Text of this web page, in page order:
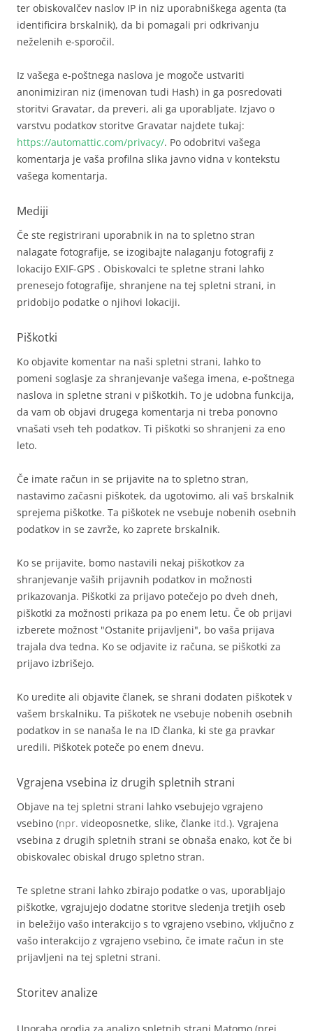
ter obiskovalčev naslov IP in niz uporabniškega agenta (ta
identificira brskalnik), da bi pomagali pri odkrivanju
neželenih e-sporočil.
Iz vašega e-poštnega naslova je mogoče ustvariti
anonimiziran niz (imenovan tudi Hash) in ga posredovati
storitvi Gravatar, da preveri, ali ga uporabljate. Izjavo o
varstvu podatkov storitve Gravatar najdete tukaj:
https://automattic.com/privacy/. Po odobritvi vašega
komentarja je vaša profilna slika javno vidna v kontekstu
vašega komentarja.
Mediji
Če ste registrirani uporabnik in na to spletno stran
nalagate fotografije, se izogibajte nalaganju fotografij z
lokacijo EXIF-GPS . Obiskovalci te spletne strani lahko
prenesejo fotografije, shranjene na tej spletni strani, in
pridobijo podatke o njihovi lokaciji.
Piškotki
Ko objavite komentar na naši spletni strani, lahko to
pomeni soglasje za shranjevanje vašega imena, e-poštnega
naslova in spletne strani v piškotkih. To je udobna funkcija,
da vam ob objavi drugega komentarja ni treba ponovno
vnašati vseh teh podatkov. Ti piškotki so shranjeni za eno
leto.
Če imate račun in se prijavite na to spletno stran,
nastavimo začasni piškotek, da ugotovimo, ali vaš brskalnik
sprejema piškotke. Ta piškotek ne vsebuje nobenih osebnih
podatkov in se zavrže, ko zaprete brskalnik.
Ko se prijavite, bomo nastavili nekaj piškotkov za
shranjevanje vaših prijavnih podatkov in možnosti
prikazovanja. Piškotki za prijavo potečejo po dveh dneh,
piškotki za možnosti prikaza pa po enem letu. Če ob prijavi
izberete možnost "Ostanite prijavljeni", bo vaša prijava
trajala dva tedna. Ko se odjavite iz računa, se piškotki za
prijavo izbrišejo.
Ko uredite ali objavite članek, se shrani dodaten piškotek v
vašem brskalniku. Ta piškotek ne vsebuje nobenih osebnih
podatkov in se nanaša le na ID članka, ki ste ga pravkar
uredili. Piškotek poteče po enem dnevu.
Vgrajena vsebina iz drugih spletnih strani
Objave na tej spletni strani lahko vsebujejo vgrajeno
vsebino (npr. videoposnetke, slike, članke itd.). Vgrajena
vsebina z drugih spletnih strani se obnaša enako, kot če bi
obiskovalec obiskal drugo spletno stran.
Te spletne strani lahko zbirajo podatke o vas, uporabljajo
piškotke, vgrajujejo dodatne storitve sledenja tretjih oseb
in beležijo vašo interakcijo s to vgrajeno vsebino, vključno z
vašo interakcijo z vgrajeno vsebino, če imate račun in ste
prijavljeni na tej spletni strani.
Storitev analize
Uporaba orodja za analizo spletnih strani Matomo (prej